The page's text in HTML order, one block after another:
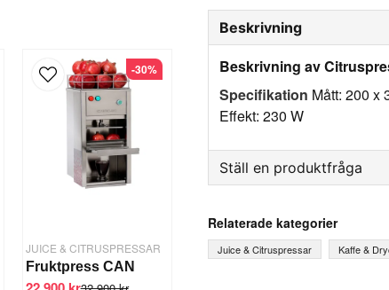
JUICE & CITRUSPRESSAR
Fruktpress CAN
-30%
Beskrivning
Beskrivning av
Specifikation Mått: 200 x
Effekt: 230 W
Ställ en produktfråga
Fråga oss något om
Relaterade kategorier
Juice & Citruspressar Kaffe &